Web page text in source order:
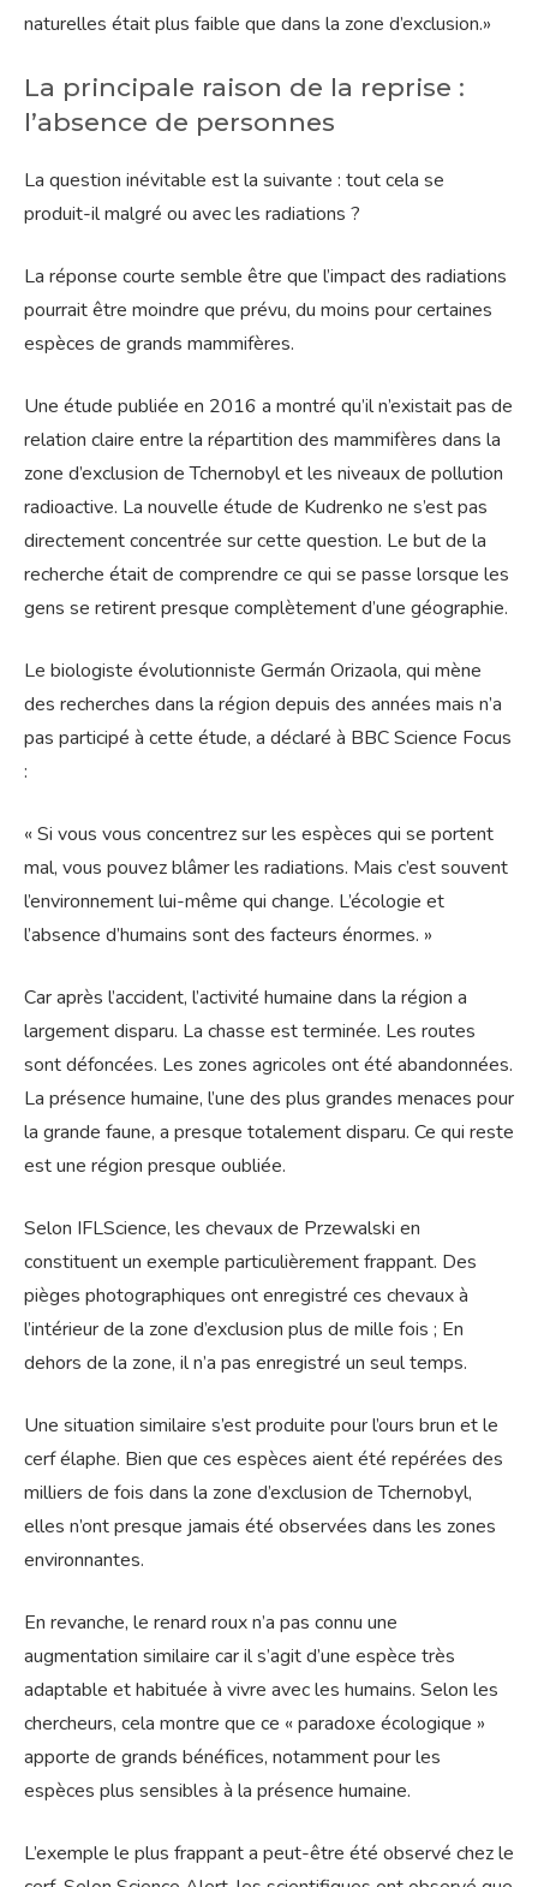
naturelles était plus faible que dans la zone d’exclusion.»
La principale raison de la reprise :
l’absence de personnes
La question inévitable est la suivante : tout cela se
produit-il malgré ou avec les radiations ?
La réponse courte semble être que l’impact des radiations
pourrait être moindre que prévu, du moins pour certaines
espèces de grands mammifères.
Une étude publiée en 2016 a montré qu’il n’existait pas de
relation claire entre la répartition des mammifères dans la
zone d’exclusion de Tchernobyl et les niveaux de pollution
radioactive. La nouvelle étude de Kudrenko ne s’est pas
directement concentrée sur cette question. Le but de la
recherche était de comprendre ce qui se passe lorsque les
gens se retirent presque complètement d’une géographie.
Le biologiste évolutionniste Germán Orizaola, qui mène
des recherches dans la région depuis des années mais n’a
pas participé à cette étude, a déclaré à BBC Science Focus
:
« Si vous vous concentrez sur les espèces qui se portent
mal, vous pouvez blâmer les radiations. Mais c’est souvent
l’environnement lui-même qui change. L’écologie et
l’absence d’humains sont des facteurs énormes. »
Car après l’accident, l’activité humaine dans la région a
largement disparu. La chasse est terminée. Les routes
sont défoncées. Les zones agricoles ont été abandonnées.
La présence humaine, l’une des plus grandes menaces pour
la grande faune, a presque totalement disparu. Ce qui reste
est une région presque oubliée.
Selon IFLScience, les chevaux de Przewalski en
constituent un exemple particulièrement frappant. Des
pièges photographiques ont enregistré ces chevaux à
l’intérieur de la zone d’exclusion plus de mille fois ; En
dehors de la zone, il n’a pas enregistré un seul temps.
Une situation similaire s’est produite pour l’ours brun et le
cerf élaphe. Bien que ces espèces aient été repérées des
milliers de fois dans la zone d’exclusion de Tchernobyl,
elles n’ont presque jamais été observées dans les zones
environnantes.
En revanche, le renard roux n’a pas connu une
augmentation similaire car il s’agit d’une espèce très
adaptable et habituée à vivre avec les humains. Selon les
chercheurs, cela montre que ce « paradoxe écologique »
apporte de grands bénéfices, notamment pour les
espèces plus sensibles à la présence humaine.
L’exemple le plus frappant a peut-être été observé chez le